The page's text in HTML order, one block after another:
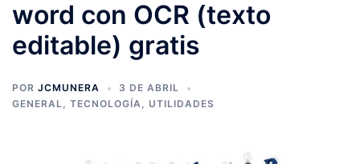
word con OCR (texto
editable) gratis
POR JCMUNERA
3 DE ABRIL
GENERAL, TECNOLOGÍA, UTILIDADES